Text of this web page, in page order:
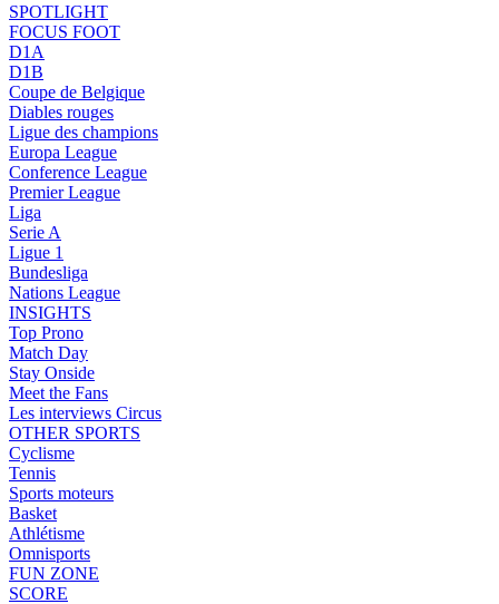
SPOTLIGHT
FOCUS FOOT
D1A
D1B
Coupe de Belgique
Diables rouges
Ligue des champions
Europa League
Conference League
Premier League
Liga
Serie A
Ligue 1
Bundesliga
Nations League
INSIGHTS
Top Prono
Match Day
Stay Onside
Meet the Fans
Les interviews Circus
OTHER SPORTS
Cyclisme
Tennis
Sports moteurs
Basket
Athlétisme
Omnisports
FUN ZONE
SCORE